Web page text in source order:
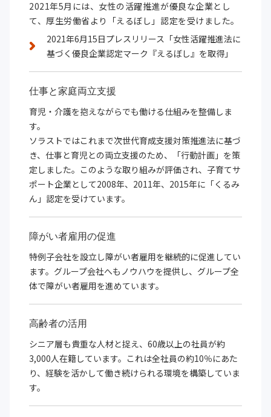
2021年5月には、女性の活躍推進が優良な企業とし
て、厚生労働省より「えるぼし」認定を受けました。
2021年6月15日プレスリリース「女性活躍推進法に
基づく優良企業認定マーク『えるぼし』を取得」
仕事と家庭両立支援
育児・介護を抱えながらでも働ける仕組みを整備しま
す。
ソラストではこれまで次世代育成支援対策推進法に基づ
き、仕事と育児との両立支援のため、「行動計画」を策
定しました。このような取り組みが評価され、子育てサ
ポート企業として2008年、2011年、2015年に「くるみ
ん」認定を受けています。
障がい者雇用の促進
特例子会社を設立し障がい者雇用を継続的に促進してい
ます。グループ会社へもノウハウを提供し、グループ全
体で障がい者雇用を進めています。
高齢者の活用
シニア層も貴重な人材と捉え、60歳以上の社員が約
3,000人在籍しています。これは全社員の約10％にあた
り、経験を活かして働き続けられる環境を構築していま
す。